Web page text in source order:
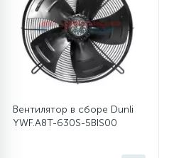
Таходатчики
ТЭНы
Улитки помп
Вентилятор в сборе Dunli
YWF.A8T-630S-5BIS00